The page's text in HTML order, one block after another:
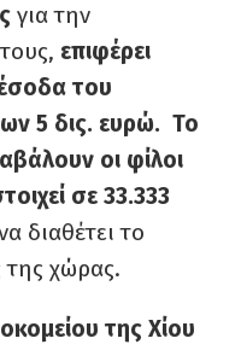
για την
επιφέρει
του
5 δις. ευρώ. Το
οι φίλοι
σε 33.333
διαθέτει το
της χώρας.
της Χίου